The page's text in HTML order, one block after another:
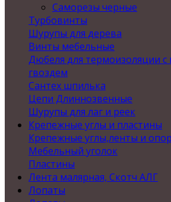
Саморезы черные
Турбовинты
Шурупы для дерева
Винты мебельные
Дюбеля для термоизоляции с
гвоздем
Сантех шпилька
Цепи Длиннозвенные
Шурупы для лаг и реек
Крепежные углы и пластины
Крепежные углы,ленты и
Мебельный уголок
Пластины
Лента малярная, Скотч АЛГ
Лопаты